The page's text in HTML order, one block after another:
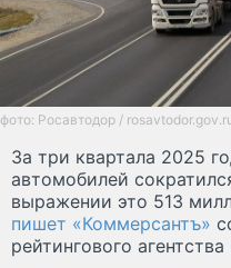
фото: Росавтодор /
За три квартала 2025
автомобилей
выражении это 513
пишет «Коммерсантъ»
рейтингового